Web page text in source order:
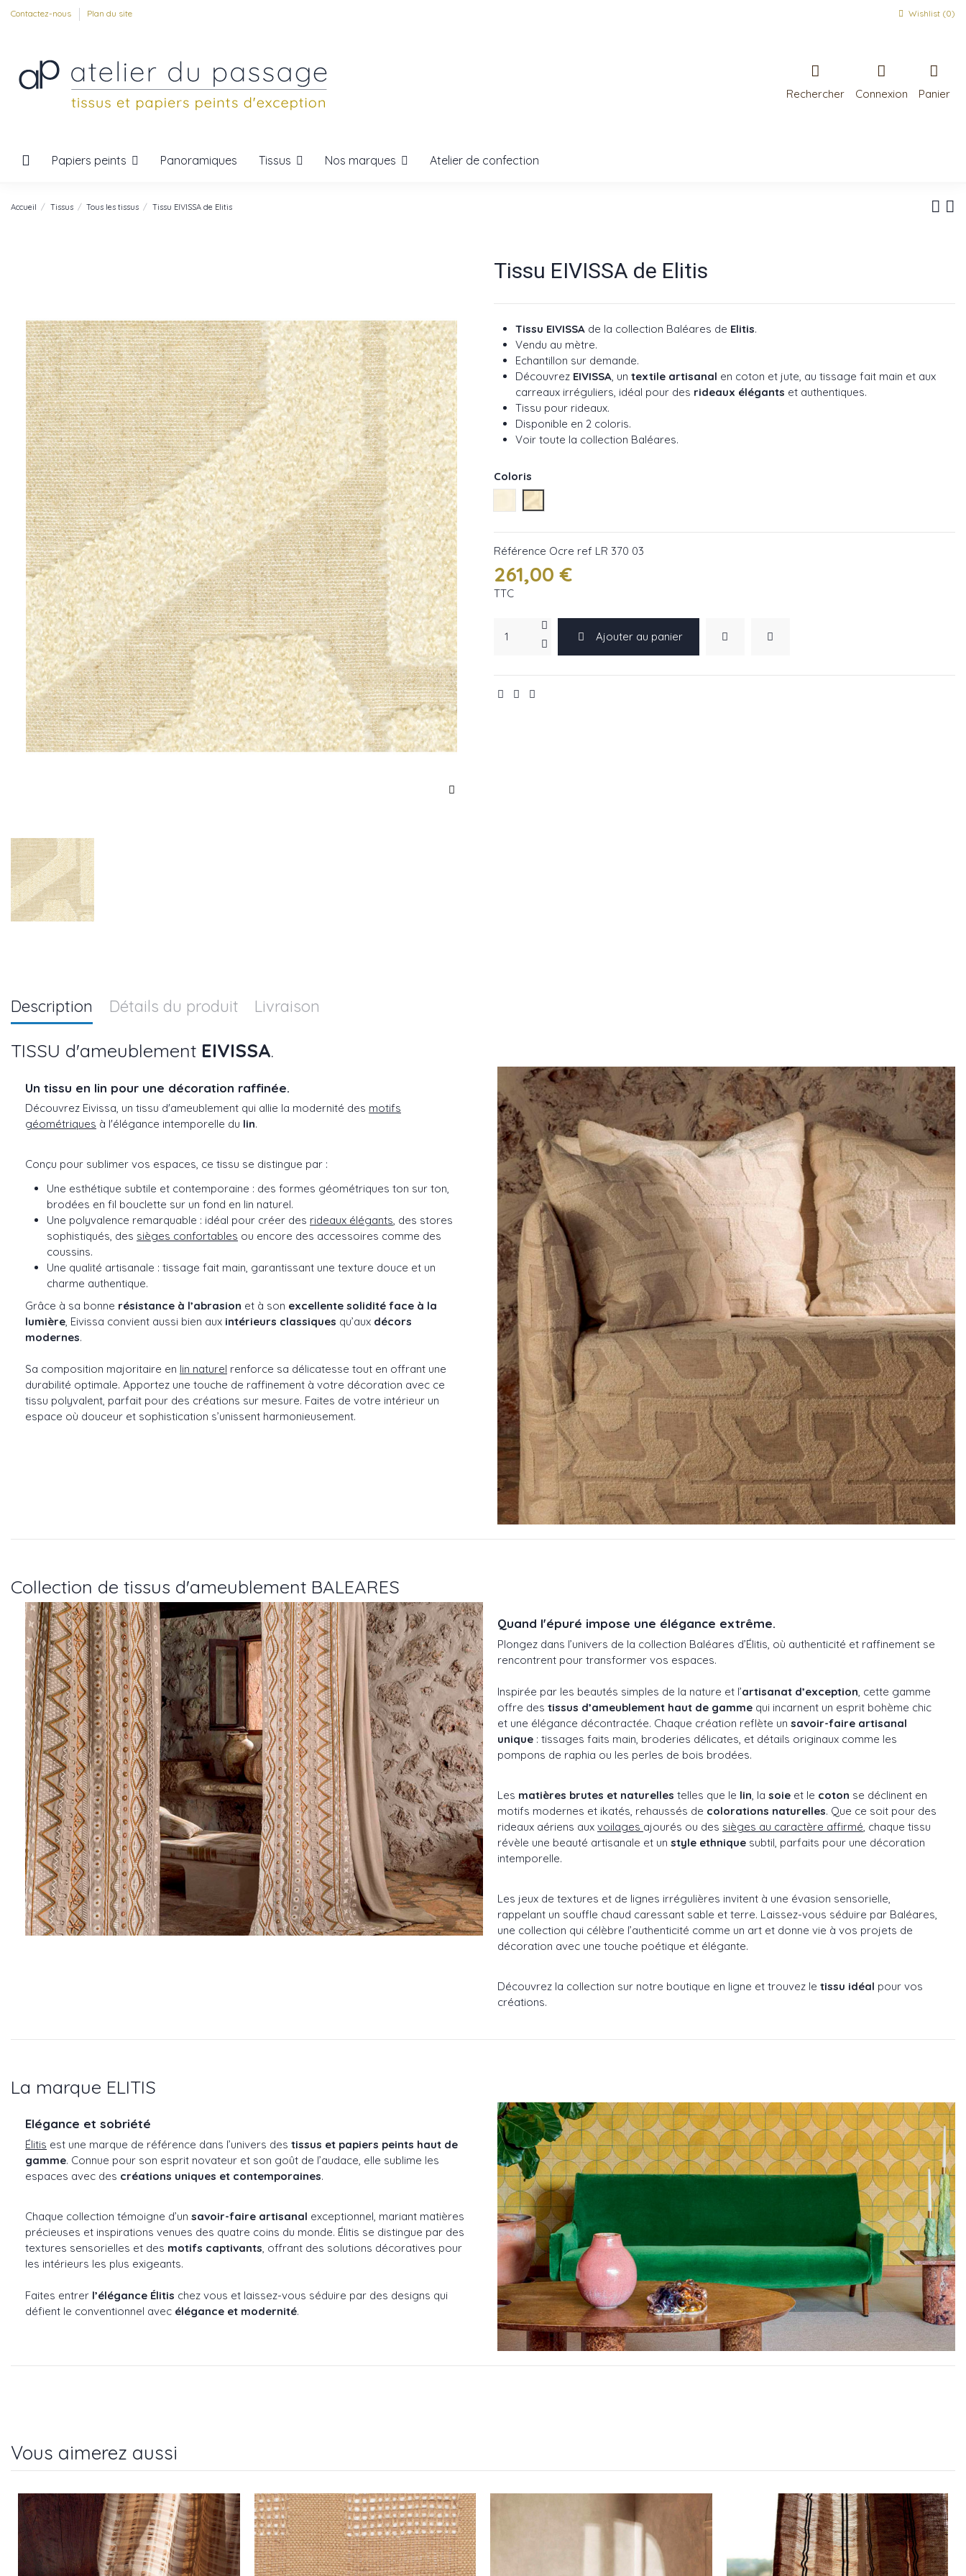
Contactez-nous Plan du site Wishlist (0)
Rechercher Connexion Panier
Papiers peints Panoramiques Tissus Nos marques Atelier de confection
Accueil Tissus Tous les tissus Tissu EIVISSA de Elitis
Tissu EIVISSA de Elitis
Tissu EIVISSA de la collection Baléares de Elitis.
Vendu au mètre.
Echantillon sur demande.
Découvrez EIVISSA, un textile artisanal en coton et jute, au tissage fait main et aux
carreaux irréguliers, idéal pour des rideaux élégants et authentiques.
Tissu pour rideaux.
Disponible en 2 coloris.
Voir toute la collection Baléares.
Coloris
Blanc ref LR 370 01
Ocre ref LR 370 03
Référence Ocre ref LR 370 03
261,00 €
TTC
Ajouter au panier
Description Détails du produit Livraison
TISSU d'ameublement EIVISSA.
Un tissu en lin pour une décoration raffinée.
Découvrez Eivissa, un tissu d'ameublement qui allie la modernité des motifs
géométriques à l'élégance intemporelle du lin.
Conçu pour sublimer vos espaces, ce tissu se distingue par :
Une esthétique subtile et contemporaine : des formes géométriques ton sur ton,
brodées en fil bouclette sur un fond en lin naturel.
Une polyvalence remarquable : idéal pour créer des rideaux élégants, des stores
sophistiqués, des sièges confortables ou encore des accessoires comme des
coussins.
Une qualité artisanale : tissage fait main, garantissant une texture douce et un
charme authentique.
Grâce à sa bonne résistance à l’abrasion et à son excellente solidité face à la
lumière, Eivissa convient aussi bien aux intérieurs classiques qu’aux décors
modernes.
Sa composition majoritaire en lin naturel renforce sa délicatesse tout en offrant une
durabilité optimale. Apportez une touche de raffinement à votre décoration avec ce
tissu polyvalent, parfait pour des créations sur mesure. Faites de votre intérieur un
espace où douceur et sophistication s’unissent harmonieusement.
Collection de tissus d'ameublement BALEARES
Quand l'épuré impose une élégance extrême.
Plongez dans l’univers de la collection Baléares d’Élitis, où authenticité et raffinement se
rencontrent pour transformer vos espaces.
Inspirée par les beautés simples de la nature et l’artisanat d’exception , cette gamme
offre des tissus d’ameublement haut de gamme qui incarnent un esprit bohème chic
et une élégance décontractée. Chaque création reflète un savoir-faire artisanal
unique : tissages faits main, broderies délicates, et détails originaux comme les
pompons de raphia ou les perles de bois brodées.
Les matières brutes et naturelles telles que le lin , la soie et le coton se déclinent en
motifs modernes et ikatés, rehaussés de colorations naturelles. Que ce soit pour des
rideaux aériens aux voilages ajourés ou des sièges au caractère affirmé , chaque tissu
révèle une beauté artisanale et un style ethnique subtil, parfaits pour une décoration
intemporelle.
Les jeux de textures et de lignes irrégulières invitent à une évasion sensorielle,
rappelant un souffle chaud caressant sable et terre. Laissez-vous séduire par Baléares,
une collection qui célèbre l’authenticité comme un art et donne vie à vos projets de
décoration avec une touche poétique et élégante.
Découvrez la collection sur notre boutique en ligne et trouvez le tissu idéal pour vos
créations.
La marque ELITIS
Elégance et sobriété
Élitis est une marque de référence dans l’univers des tissus et papiers peints haut de
gamme. Connue pour son esprit novateur et son goût de l’audace, elle sublime les
espaces avec des créations uniques et contemporaines.
Chaque collection témoigne d’un savoir-faire artisanal exceptionnel, mariant matières
précieuses et inspirations venues des quatre coins du monde. Élitis se distingue par des
textures sensorielles et des motifs captivants , offrant des solutions décoratives pour
les intérieurs les plus exigeants.
Faites entrer l’élégance Élitis chez vous et laissez-vous séduire par des designs qui
défient le conventionnel avec élégance et modernité.
Vous aimerez aussi